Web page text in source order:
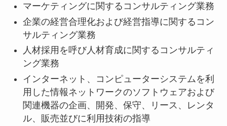
マーケティングに関するコンサルティング業務
企業の経営合理化および経営指導に関するコン
サルティング業務
人材採用を呼び人材育成に関するコンサルティ
ング業務
インターネット、コンピューターシステムを利
用した情報ネットワークのソフトウェアおよび
関連機器の企画、開発、保守、リース、レンタ
ル、販売並びに利用技術の指導